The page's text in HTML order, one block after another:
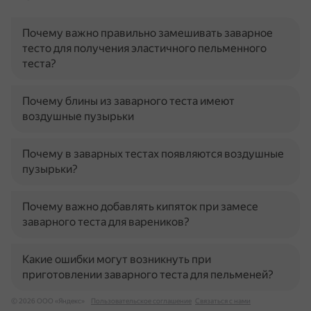
Почему важно правильно замешивать заварное
тесто для получения эластичного пельменного
теста?
Почему блины из заварного теста имеют
воздушные пузырьки
Почему в заварных тестах появляются воздушные
пузырьки?
Почему важно добавлять кипяток при замесе
заварного теста для вареников?
Какие ошибки могут возникнуть при
приготовлении заварного теста для пельменей?
© 2026 ООО «Яндекс» Пользовательское соглашение Связаться с нами